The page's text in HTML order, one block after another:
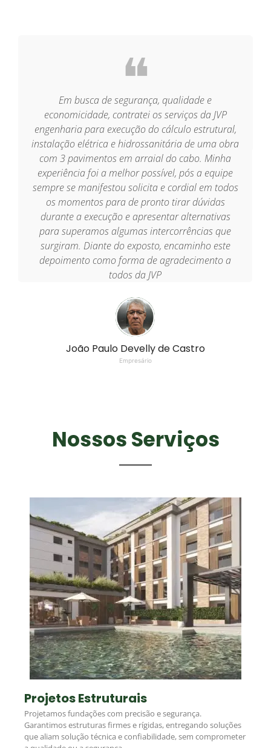
João Paulo Develly de Castro
Empresário
❝
Em busca de segurança, qualidade e
economicidade, contratei os serviços da JVP
engenharia para execução do cálculo estrutural,
instalação elétrica e hidrossanitária de uma obra
com 3 pavimentos em arraial do cabo. Minha
experiência foi a melhor possível, pós a equipe
sempre se manifestou solicita e cordial em todos
os momentos para de pronto tirar dúvidas
durante a execução e apresentar alternativas
para superamos algumas intercorrências que
surgiram. Diante do exposto, encaminho este
depoimento como forma de agradecimento a
todos da JVP
Nossos Serviços
Projetos Estruturais
Projetamos fundações com precisão e segurança.
Garantimos estruturas firmes e rígidas, entregando soluções
que aliam solução técnica e confiabilidade, sem comprometer